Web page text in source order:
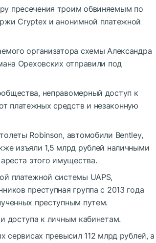
пресечения троим обвиняемым по
Cryptex и анонимной платежной
организатора схемы Александра
Ореховских отправили под
неправомерный доступ к
платежных средств и незаконную
Robinson, автомобили Bentley,
изъяли 1,5 млрд рублей наличными
этого имущества.
платежной системы UAPS,
преступная группа с 2013 года
преступным путем.
доступа к личным кабинетам.
сервисах превысил 112 млрд рублей, а